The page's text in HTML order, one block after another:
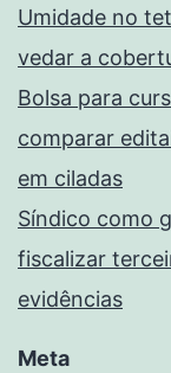
Umidade no
vedar a
Bolsa para
comparar
em ciladas
Síndico como
fiscalizar
evidências
Meta